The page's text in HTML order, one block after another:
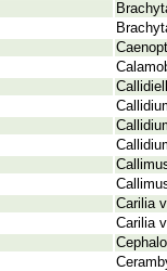
Carilia
Carilia